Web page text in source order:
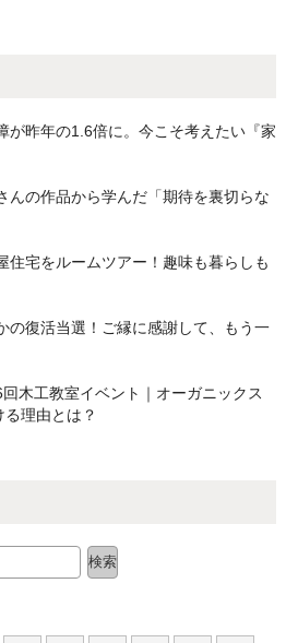
が昨年の1.6倍に。今こそ考えたい『家
んの作品から学んだ「期待を裏切らな
住宅をルームツアー！趣味も暮らしも
の復活当選！ご縁に感謝して、もう一
回木工教室イベント｜オーガニックス
理由とは？
検索